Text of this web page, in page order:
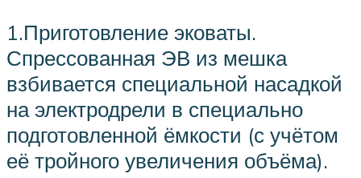
1.Приготовление эковаты.
Спрессованная ЭВ из мешка
взбивается специальной насадкой
на электродрели в специально
подготовленной ёмкости (с учётом
её тройного увеличения объёма).